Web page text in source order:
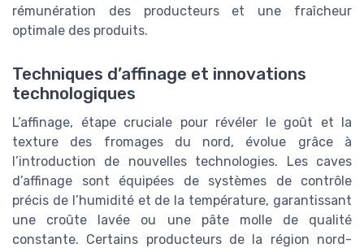
rémunération des producteurs et une fraîcheur
optimale des produits.
Techniques d’affinage et innovations
technologiques
L’affinage, étape cruciale pour révéler le goût et la
texture des fromages du nord, évolue grâce à
l’introduction de nouvelles technologies. Les caves
d’affinage sont équipées de systèmes de contrôle
précis de l’humidité et de la température, garantissant
une croûte lavée ou une pâte molle de qualité
constante. Certains producteurs de la région nord-